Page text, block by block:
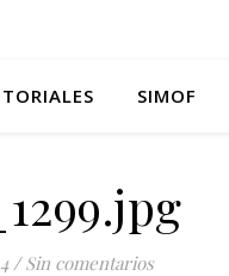
SIMOF
/ Sin comentarios